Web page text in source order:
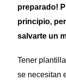
preparado!
principio,
salvarte un
Tener
se necesitan